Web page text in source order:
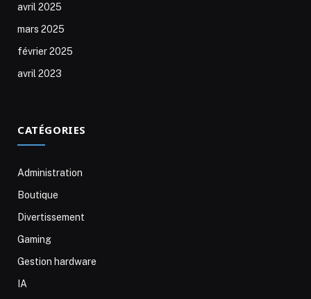
avril 2025
mars 2025
février 2025
avril 2023
CATÉGORIES
Administration
Boutique
Divertissement
Gaming
Gestion hardware
IA